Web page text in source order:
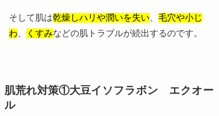
そして肌は乾燥しハリや潤いを失い、 毛穴や小じ
わ、 くすみなどの肌トラブルが続出するのです。
肌荒れ対策①大豆イソフラボン エクオー
ル